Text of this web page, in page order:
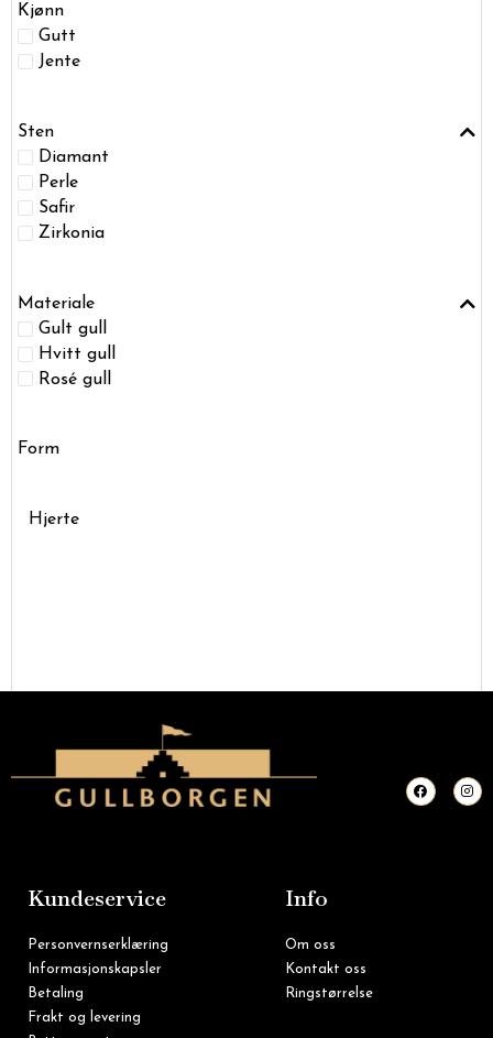
Kjønn
Gutt
Jente
Sten
Diamant
Perle
Safir
Zirkonia
Materiale
Gult gull
Hvitt gull
Rosé gull
Form
Hjerte
F
a
c
I
n
s
Kundeservice
Personvernserklæring
Informasjonskapsler
Betaling
Frakt og levering
Info
Om oss
Kontakt oss
Ringstørrelse